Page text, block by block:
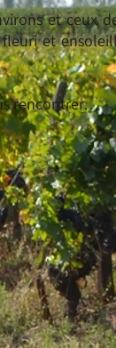
et ceux
et
rencontrer…